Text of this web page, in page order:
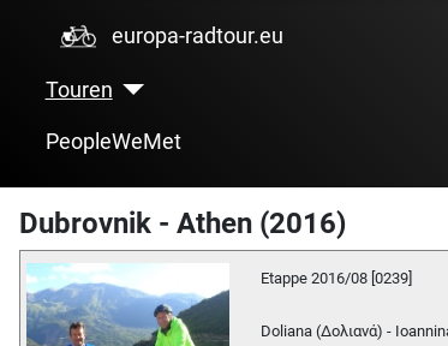
europa-radtour.eu
Touren
PeopleWeMet
Dubrovnik - Athen (2016)
Etappe 2016/08 [0239]
Doliana (Δολιανά) -